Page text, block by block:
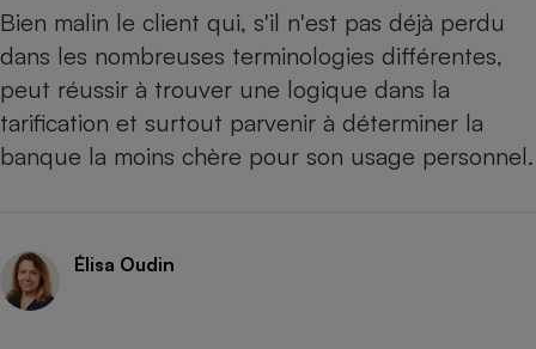
Bien malin le client qui, s'il n'est pas déjà perdu
dans les nombreuses terminologies différentes,
peut réussir à trouver une logique dans la
tarification et surtout parvenir à déterminer la
banque la moins chère pour son usage personnel.
Élisa Oudin